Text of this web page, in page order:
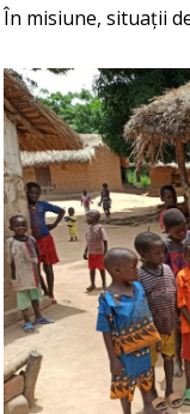
În misiune, situații